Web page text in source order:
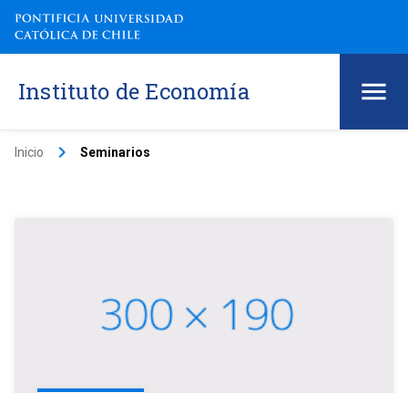
Instituto de Economía
Inicio keyboard_arrow_right Seminarios